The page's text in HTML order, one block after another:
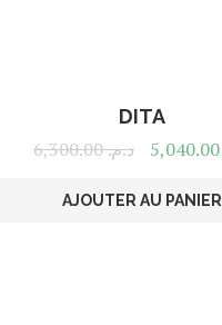
DITA
د.م.6,300.00
AJOUTER AU PANIER